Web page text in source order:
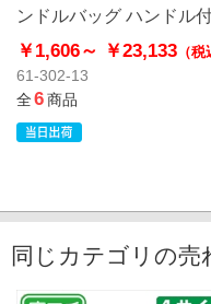
ンドルバッグ ハンドル付
ポリ袋 ソフトタイプ
￥1,606～ ￥23,133 （税
61-302-13
全6商品
同じカテゴリの売